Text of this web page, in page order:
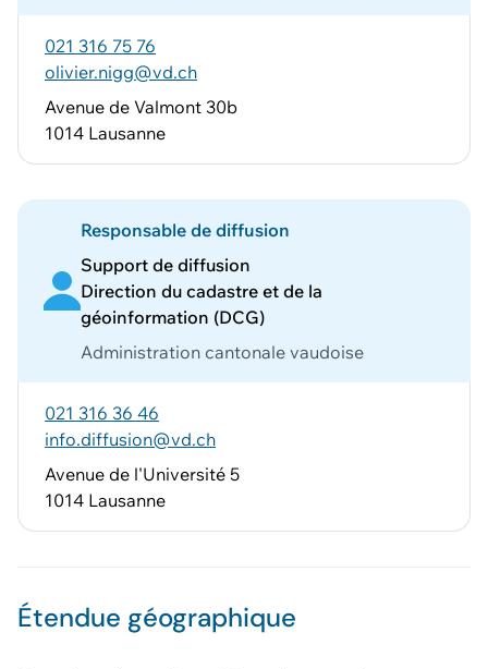
021 316 75 76
olivier.nigg@vd.ch
Avenue de Valmont 30b
1014 Lausanne
Responsable de diffusion
Support de diffusion
Direction du cadastre et de la
géoinformation (DCG)
Administration cantonale vaudoise
021 316 36 46
info.diffusion@vd.ch
Avenue de l'Université 5
1014 Lausanne
Étendue géographique